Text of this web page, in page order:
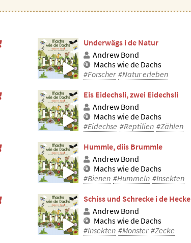
Underwägs i de Natur
Andrew Bond
Machs wie de Dachs
#Forscher #Natur erleben
Eis Eidechsli, zwei Eidechsli
Andrew Bond
Machs wie de Dachs
#Eidechse #Reptilien #Zählen
Hummle, diis Brummle
Andrew Bond
Machs wie de Dachs
#Bienen #Hummeln #Insekten
Schiss und Schrecke i de Hecke
Andrew Bond
Machs wie de Dachs
#Insekten #Monster #Zecke